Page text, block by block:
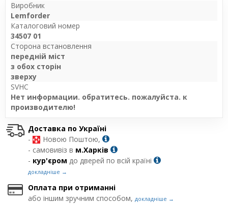
Виробник
Lemforder
Каталоговий номер
34507 01
Сторона встановлення
передній міст
з обох сторін
зверху
SVHC
Нет информации. обратитесь. пожалуйста. к
производителю!
Доставка по Україні
-
Новою Поштою,
- самовивіз в м.Харків
- кур'єром до дверей по всій країні
докладніше →
Оплата при отриманні
або іншим зручним способом, докладніше →